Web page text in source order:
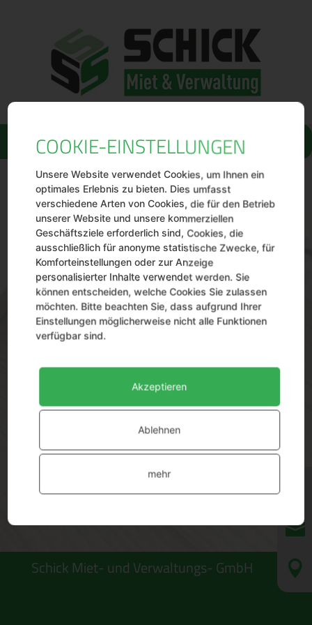


Eigentümerzugan
g
Passwort vergessen? Anmelden
Sie haben noch kein Benutzerkonto?
Schick Miet- und Verwaltungs- GmbH
Unsere Website verwendet Cookies, um Ihnen ein
optimales Erlebnis zu bieten. Dies umfasst
verschiedene Arten von Cookies, die für den Betrieb
unserer Website und unsere kommerziellen
Geschäftsziele erforderlich sind, Cookies, die
ausschließlich für anonyme statistische Zwecke, für
Komforteinstellungen oder zur Anzeige
personalisierter Inhalte verwendet werden. Sie
können entscheiden, welche Cookies Sie zulassen
möchten. Bitte beachten Sie, dass aufgrund Ihrer
Einstellungen möglicherweise nicht alle Funktionen
verfügbar sind.
Akzeptieren
Ablehnen
mehr